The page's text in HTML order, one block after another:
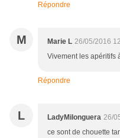
Répondre
M Marie L 26/05/2016
Vivement les apéritifs
Répondre
L LadyMilonguera 26/
ce sont de chouette